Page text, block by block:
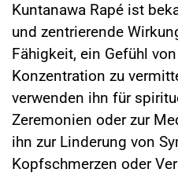
Kuntanawa Rapé ist
und zentrierende
Fähigkeit, ein Gefühl
Konzentration zu
verwenden ihn für
Zeremonien oder zur
ihn zur Linderung von
Kopfschmerzen oder